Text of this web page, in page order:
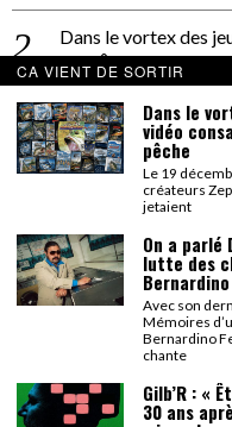
Dans le vortex des
PACÔME
La séance d’Hip
La Patrie
dans
On a parlé Dolce
Bernardino
carte noire negra à
On a parlé Dolce
Bernardino
moise et son mascaré
On a parlé Dolce
Bernardino
CA VIENT DE SORTIR
Dans le
vidéo
pêche
Le 19
créateurs
jetaient
On a parlé
lutte des
Avec son
Mémoires
Bernardino
chante
Gilb’R : «
30 ans